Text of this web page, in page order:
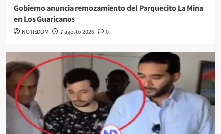
Gobierno anuncia remozamiento del Parquecito La Mina
en Los Guaricanos
NOTISDOM 7 agosto 2026 0